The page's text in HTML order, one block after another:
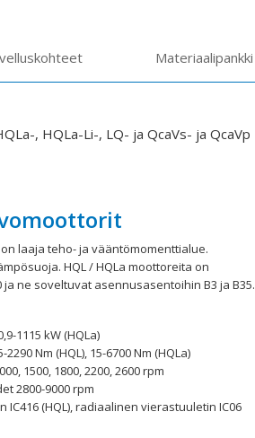
Materiaalipankki
, HQLa-Li-, LQ- ja QcaVs- ja QcaVp
laaja teho- ja vääntömomenttialue.
HQL / HQLa moottoreita on
ne soveltuvat asennusasentoihin B3 ja B35.
1115 kW (HQLa)
Nm (HQL), 15-6700 Nm (HQLa)
1500, 1800, 2200, 2600 rpm
2800-9000 rpm
(HQL), radiaalinen vierastuuletin IC06